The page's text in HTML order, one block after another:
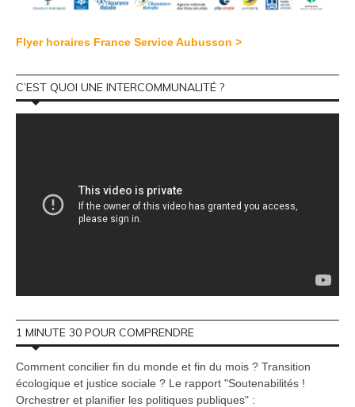
Flyer horaires France Service Aubusson >
C’EST QUOI UNE INTERCOMMUNALITÉ ?
1 MINUTE 30 POUR COMPRENDRE
Comment concilier fin du monde et fin du mois ? Transition
écologique et justice sociale ? Le rapport "Soutenabilités !
Orchestrer et planifier les politiques publiques" :